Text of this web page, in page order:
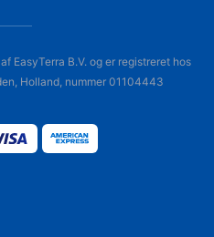
EasyTerra B.V. og er registreret hos
Holland, nummer 01104443